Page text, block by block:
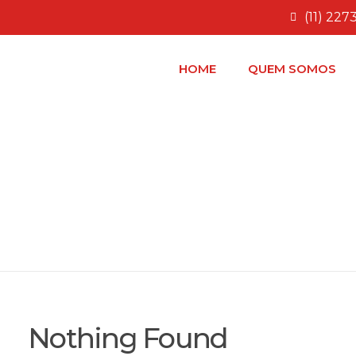
(11)
HOME QUEM SOMOS
Nothing Found